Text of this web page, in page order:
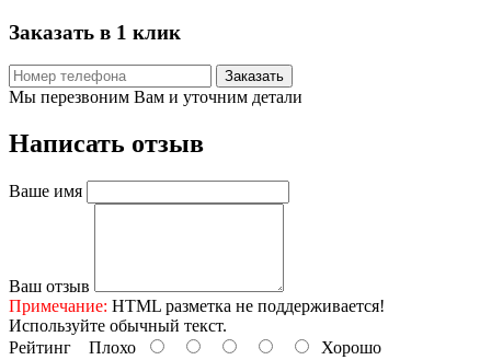
Заказать в 1 клик
Заказать
Мы перезвоним Вам и уточним детали
Написать отзыв
Ваше имя
Ваш отзыв
Примечание: HTML разметка не поддерживается!
Используйте обычный текст.
Рейтинг Плохо
Хорошо